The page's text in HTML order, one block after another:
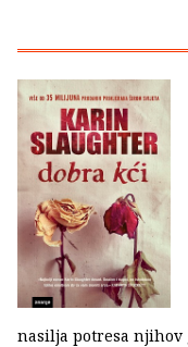
nasilja potresa njihov